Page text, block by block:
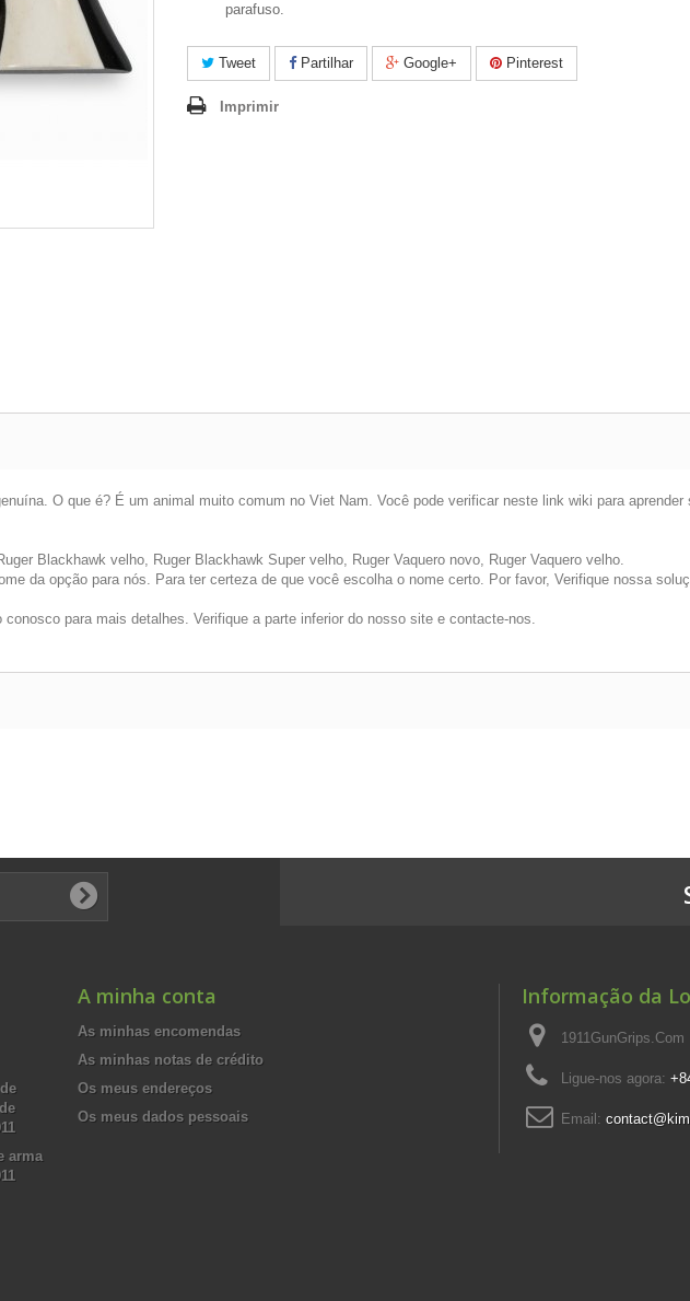
parafuso.
Tweet Partilhar Google+ Pinterest
Imprimir
O que é? É um animal muito comum no Viet Nam. Você pode verificar neste link wiki para aprender
Blackhawk velho, Ruger Blackhawk Super velho, Ruger Vaquero novo, Ruger Vaquero velho.
da opção para nós. Para ter certeza de que você escolha o nome certo. Por favor, Verifique nossa
para mais detalhes. Verifique a parte inferior do nosso site e contacte-nos.
arma
A minha conta
As minhas encomendas
As minhas notas de crédito
Os meus endereços
Os meus dados pessoais
Informação da
1911GunGrips.Com
Ligue-nos agora:
Email: